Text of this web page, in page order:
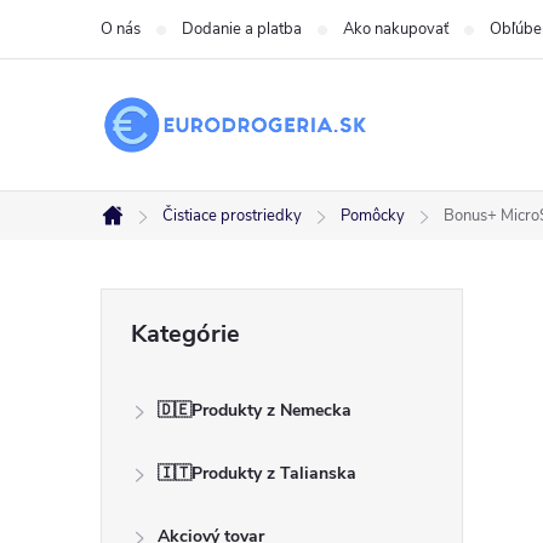
O nás Dodanie a platba Ako nakupovať
Domov
Čistiace prostriedky Pomôcky Bonus+
kategórie
Kategórie
🇩🇪Produkty z Nemecka
🇮🇹Produkty z Talianska
Akciový tovar